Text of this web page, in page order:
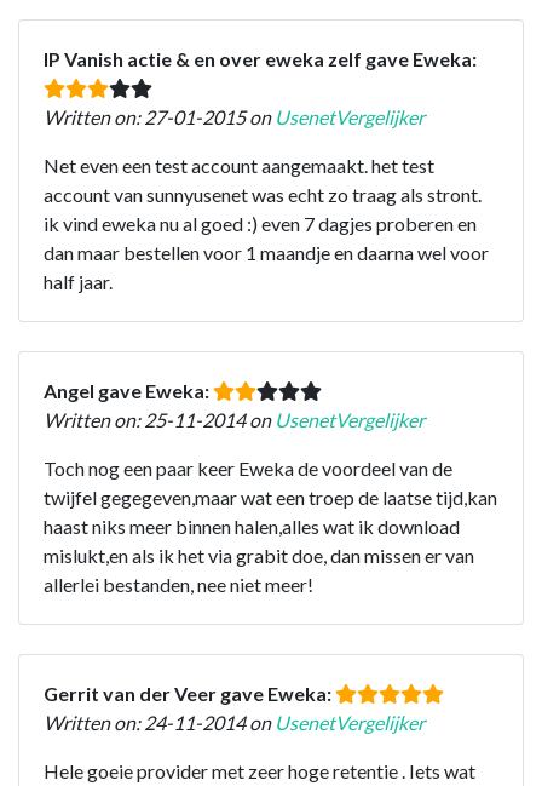
IP Vanish actie & en over eweka zelf gave Eweka:
Written on: 27-01-2015 on UsenetVergelijker
Net even een test account aangemaakt. het test
account van sunnyusenet was echt zo traag als stront.
ik vind eweka nu al goed :) even 7 dagjes proberen en
dan maar bestellen voor 1 maandje en daarna wel voor
half jaar.
Angel gave Eweka:
Written on: 25-11-2014 on UsenetVergelijker
Toch nog een paar keer Eweka de voordeel van de
twijfel gegegeven,maar wat een troep de laatse tijd,kan
haast niks meer binnen halen,alles wat ik download
mislukt,en als ik het via grabit doe, dan missen er van
allerlei bestanden, nee niet meer!
Gerrit van der Veer gave Eweka:
Written on: 24-11-2014 on UsenetVergelijker
Hele goeie provider met zeer hoge retentie . Iets wat